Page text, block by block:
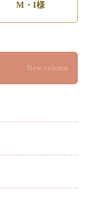
M・I様
New column